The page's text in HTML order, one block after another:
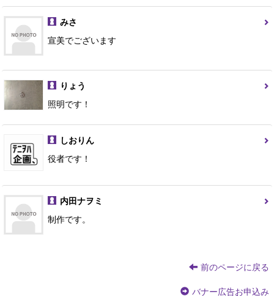
みさ
宣美でございます
りょう
照明です！
しおりん
役者です！
内田ナヲミ
制作です。
前のページに戻る
バナー広告お申込み